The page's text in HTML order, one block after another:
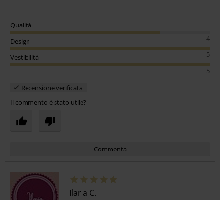
Qualità
4
Design
5
Vestibilità
5
Recensione verificata
Il commento è stato utile?
Commenta
Ilaria C.